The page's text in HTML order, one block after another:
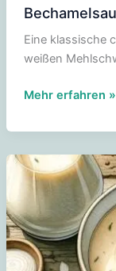
Eine klassische
weißen
Bechamelsauce
Mehr erfahren »